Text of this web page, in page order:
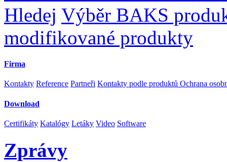
Hledej Výběr BAKS
modifikované produkty
Firma
Kontakty Reference Partneři Kontakty podle produktů Ochrana
Download
Certifikáty Katalógy Letáky Video Software
Zprávy